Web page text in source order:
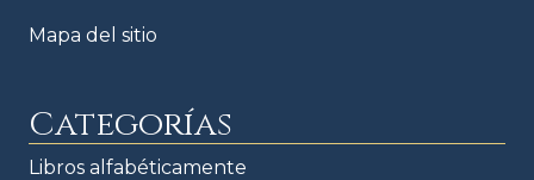
Mapa del sitio
Categorías
Libros alfabéticamente